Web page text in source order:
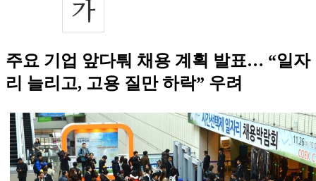
주요 기업 앞다퉈 채용 계획 발표… “일자
리 늘리고, 고용 질만 하락” 우려